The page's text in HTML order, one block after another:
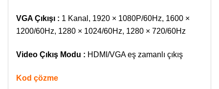
VGA Çıkışı : 1 Kanal, 1920 × 1080P/60Hz, 1600 ×
1200/60Hz, 1280 × 1024/60Hz, 1280 × 720/60Hz
Video Çıkış Modu : HDMI/VGA eş zamanlı çıkış
Kod çözme